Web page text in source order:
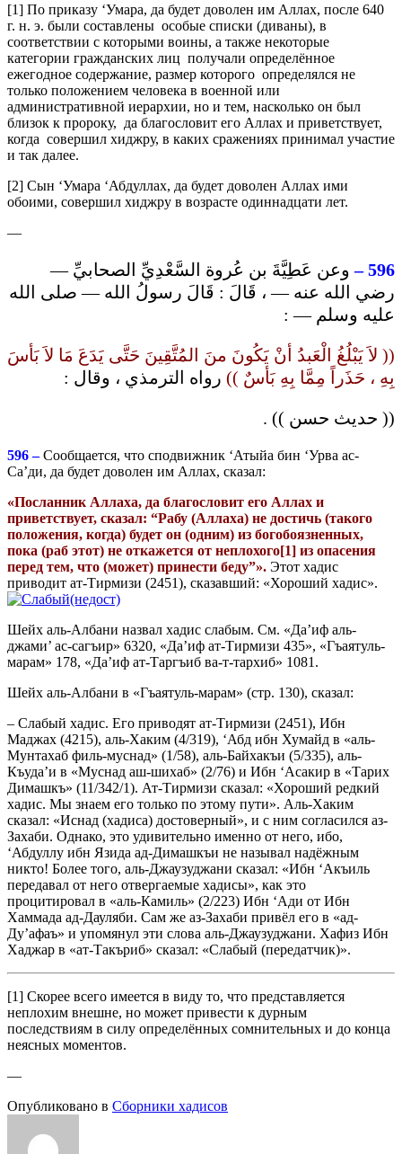
[1] По приказу ‘Умара, да будет доволен им Аллах, после 640
г. н. э. были составлены особые списки (диваны), в
соответствии с которыми воины, а также некоторые
категории гражданских лиц получали определённое
ежегодное содержание, размер которого определялся не
только положением человека в военной или
административной иерархии, но и тем, насколько он был
близок к пророку, да благословит его Аллах и приветствует,
когда совершил хиджру, в каких сражениях принимал участие
и так далее.
[2] Сын ‘Умара ‘Абдуллах, да будет доволен Аллах ими
обоими, совершил хиджру в возрасте одиннадцати лет.
—
596 –
وعن عَطِيَّةَ بن عُروة السَّعْدِيِّ الصحابيِّ —
رضي الله عنه — ، قَالَ : قَالَ رسولُ الله — صلى الله
عليه وسلم — :
(( لاَ يَبْلُغُ الْعَبدُ أنْ يَكُونَ منَ المُتَّقِينَ حَتَّى يَدَعَ مَا لاَ بَأسَ
بِهِ ، حَذَراً مِمَّا بِهِ بَأسٌ )) رواه الترمذي ، وقال :
(( حديث حسن )) .
596 –Сообщается, что сподвижник ‘Атыйа бин ‘Урва ас-
Са’ди, да будет доволен им Аллах, сказал:
«Посланник Аллаха, да благословит его Аллах и
приветствует, сказал: “Рабу (Аллаха) не достичь (такого
положения, когда) будет он (одним) из богобоязненных,
пока (раб этот) не откажется от неплохого[1] из опасения
перед тем, что (может) принести беду”». Этот хадис
приводит ат-Тирмизи (2451), сказавший: «Хороший хадис».
Шейх аль-Албани назвал хадис слабым. См. «Да’иф аль-
джами’ ас-сагъир» 6320, «Да’иф ат-Тирмизи 435», «Гъаятуль-
марам» 178, «Да’иф ат-Таргъиб ва-т-тархиб» 1081.
Шейх аль-Албани в «Гъаятуль-марам» (стр. 130), сказал:
– Слабый хадис. Его приводят ат-Тирмизи (2451), Ибн
Маджах (4215), аль-Хаким (4/319), ‘Абд ибн Хумайд в «аль-
Мунтахаб филь-муснад» (1/58), аль-Байхакъи (5/335), аль-
Къуда’и в «Муснад аш-шихаб» (2/76) и Ибн ‘Асакир в «Тарих
Димашкъ» (11/342/1). Ат-Тирмизи сказал: «Хороший редкий
хадис. Мы знаем его только по этому пути». Аль-Хаким
сказал: «Иснад (хадиса) достоверный», и с ним согласился аз-
Захаби. Однако, это удивительно именно от него, ибо,
‘Абдуллу ибн Язида ад-Димашкъи не называл надёжным
никто! Более того, аль-Джаузуджани сказал: «Ибн ‘Акъиль
передавал от него отвергаемые хадисы», как это
процитировал в «аль-Камиль» (2/223) Ибн ‘Ади от Ибн
Хаммада ад-Дауляби. Сам же аз-Захаби привёл его в «ад-
Ду’афаъ» и упомянул эти слова аль-Джаузуджани. Хафиз Ибн
Хаджар в «ат-Такъриб» сказал: «Слабый (передатчик)».
[1] Скорее всего имеется в виду то, что представляется
неплохим внешне, но может привести к дурным
последствиям в силу определённых сомнительных и до конца
неясных моментов.
—
Опубликовано в Сборники хадисов